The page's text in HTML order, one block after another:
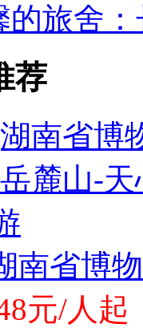
的旅舍
荐
南省博
元/人起